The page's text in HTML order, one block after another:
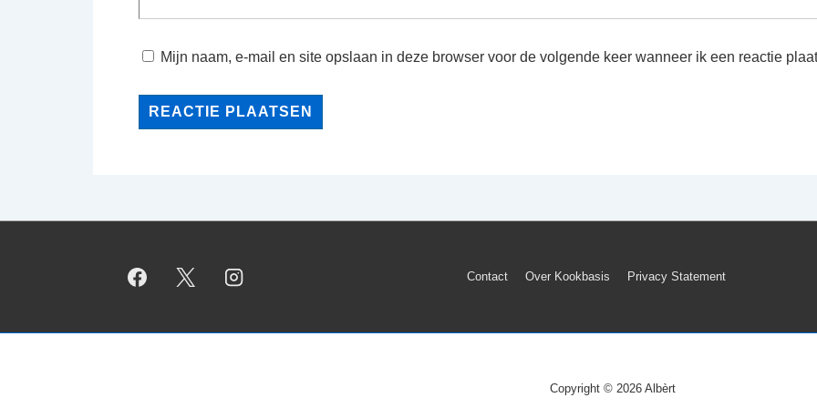
Mijn naam, e-mail en site opslaan in deze browser voor de volgende keer wanneer ik een reactie
Footer
Contact Over Kookbasis Privacy Statement
Copyright © 2026 Albèrt